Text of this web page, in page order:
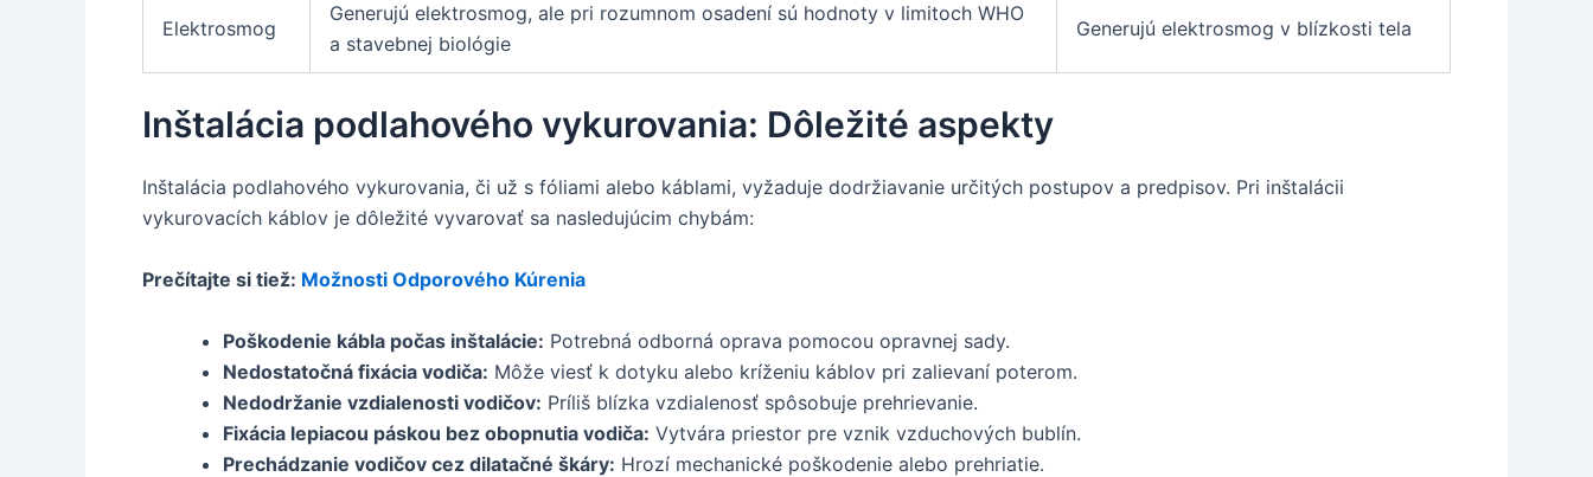
Elektrosmog
Generujú elektrosmog, ale pri rozumnom osadení sú hodnoty v limitoch WHO
a stavebnej biológie
Generujú elektrosmog v blízkosti tela
Inštalácia podlahového vykurovania: Dôležité aspekty
Inštalácia podlahového vykurovania, či už s fóliami alebo káblami, vyžaduje dodržiavanie určitých postupov a predpisov. Pri inštalácii
vykurovacích káblov je dôležité vyvarovať sa nasledujúcim chybám:
Prečítajte si tiež: Možnosti Odporového Kúrenia
Poškodenie kábla počas inštalácie: Potrebná odborná oprava pomocou opravnej sady.
Nedostatočná fixácia vodiča: Môže viesť k dotyku alebo kríženiu káblov pri zalievaní poterom.
Nedodržanie vzdialenosti vodičov: Príliš blízka vzdialenosť spôsobuje prehrievanie.
Fixácia lepiacou páskou bez obopnutia vodiča: Vytvára priestor pre vznik vzduchových bublín.
Prechádzanie vodičov cez dilatačné škáry: Hrozí mechanické poškodenie alebo prehriatie.